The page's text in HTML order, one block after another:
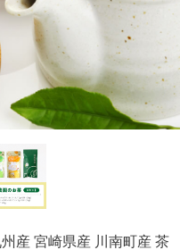
産 宮崎県産 川南町産 茶